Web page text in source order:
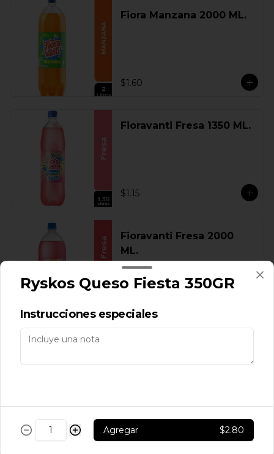
Fiora Manzana 2000 ML.
$1.60
Fioravanti Fresa 1350 ML.
$1.15
Fioravanti Fresa 2000
ML.
Ryskos Queso Fiesta 350GR
Instrucciones especiales
Agregar $2.80